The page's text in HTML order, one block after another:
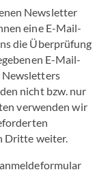
Newsletter
eine E-Mail-
die Überprüfung
E-Mail-
Newsletters
nicht bzw. nur
verwenden wir
Dritte weiter.